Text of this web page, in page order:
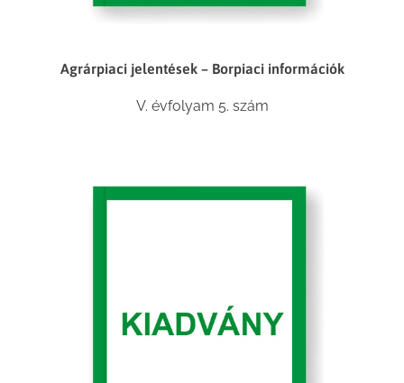
Agrárpiaci jelentések – Borpiaci információk
V. évfolyam 5. szám